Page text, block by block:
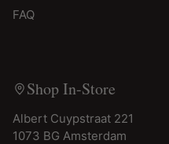
FAQ
Shop In-Store
Albert Cuypstraat 221
1073 BG Amsterdam